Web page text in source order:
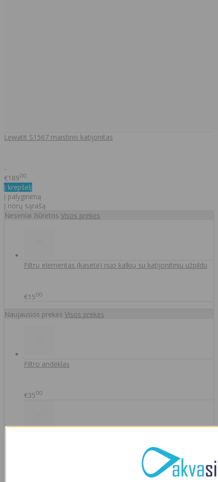
Lewatit S1567 maistinis katijonitas
..
€18900
Į krepšelį
Į palyginimą
Į norų sąrašą
Neseniai žiūrėtos Visos prekės
Filtrų elementas (kasetė) nuo kalkių su katijonitiniu užpildu
€1500
Naujausios prekės Visos prekės
Filtro andėklas
€3500